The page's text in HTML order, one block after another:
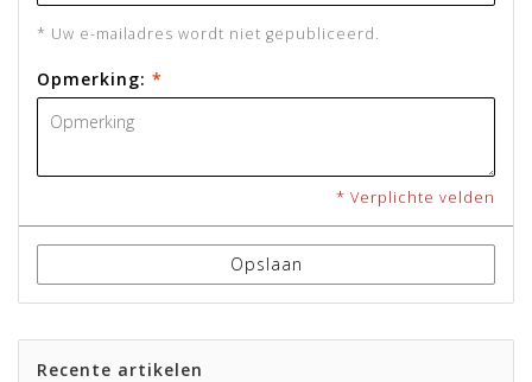
* Uw e-mailadres wordt niet gepubliceerd.
Opmerking: *
* Verplichte velden
Opslaan
Recente artikelen